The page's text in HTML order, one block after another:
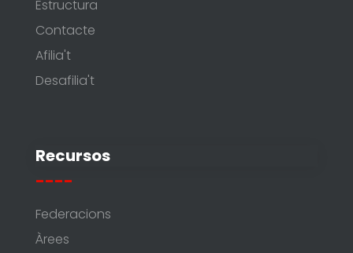
Estructura
Contacte
Afilia't
Desafilia't
Recursos
----
Federacions
Àrees